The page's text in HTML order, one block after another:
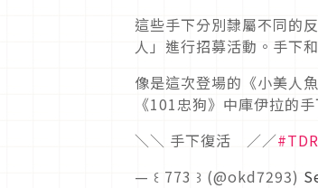
這些手下分別隸屬不同的
人」進行招募活動。手下
像是這次登場的《小美人
《101忠狗》中庫伊拉的
＼＼ 手下復活 ／／
— ꒰ 773 ꒱ (@okd7293)